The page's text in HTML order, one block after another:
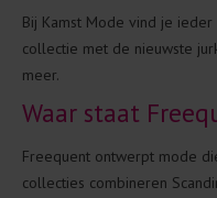
Bij Kamst Mode vind je
collectie met de nieuwste
meer.
Waar staat
Freequent ontwerpt mode
collecties combineren